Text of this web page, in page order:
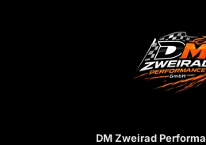
DM Zweirad